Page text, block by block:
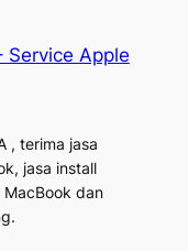
Service Apple
, terima jasa
jasa install
dan